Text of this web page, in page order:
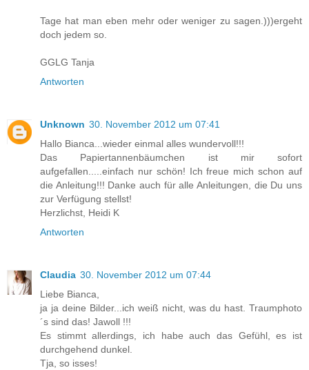
Tage hat man eben mehr oder weniger zu sagen.)))ergeht
doch jedem so.
GGLG Tanja
Antworten
Unknown 30. November 2012 um 07:41
Hallo Bianca...wieder einmal alles wundervoll!!!
Das Papiertannenbäumchen ist mir sofort
aufgefallen.....einfach nur schön! Ich freue mich schon auf
die Anleitung!!! Danke auch für alle Anleitungen, die Du uns
zur Verfügung stellst!
Herzlichst, Heidi K
Antworten
Claudia 30. November 2012 um 07:44
Liebe Bianca,
ja ja deine Bilder...ich weiß nicht, was du hast. Traumphoto
´s sind das! Jawoll !!!
Es stimmt allerdings, ich habe auch das Gefühl, es ist
durchgehend dunkel.
Tja, so isses!